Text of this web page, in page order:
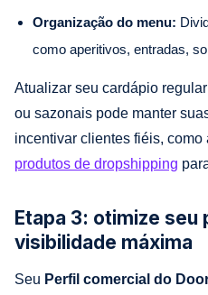
Organização do menu:
como aperitivos, entradas,
Atualizar seu cardápio
ou sazonais pode manter
incentivar clientes fiéis,
produtos de dropshipping
Etapa 3: otimize
visibilidade máxima
Seu Perfil comercial do